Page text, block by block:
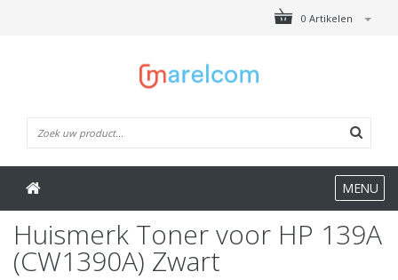
0 Artikelen
MENU
Huismerk Toner voor HP 139A
(CW1390A) Zwart